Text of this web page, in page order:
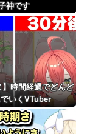
神です
時間経過でどんど
いくVTuber